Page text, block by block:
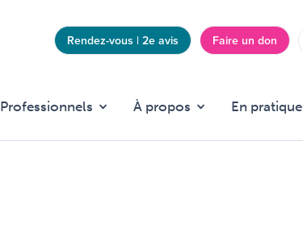
TopRendez-vous | 2e avis Faire un don
Professionnels À propos En pratique